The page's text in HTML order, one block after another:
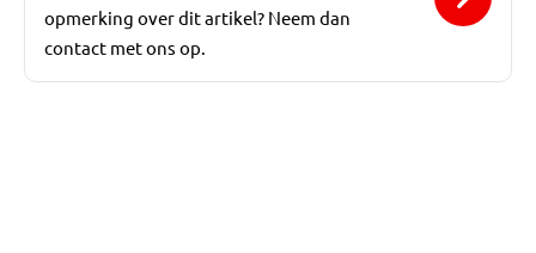
opmerking over dit artikel? Neem dan
contact met ons op.